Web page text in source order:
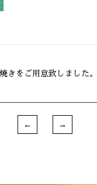
きをご用意致しました。